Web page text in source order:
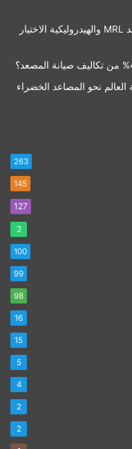
دليل المصاعد الذكية: لماذا أصبحت مصاعد MRL والهيدروليكية الاختيار
263
145
127
2
100
99
98
16
15
5
4
2
2